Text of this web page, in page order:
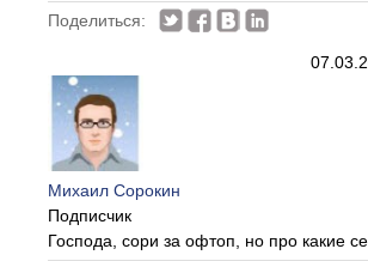
Поделиться:
Михаил Сорокин
Подписчик
Господа, сори за офтоп, но про какие